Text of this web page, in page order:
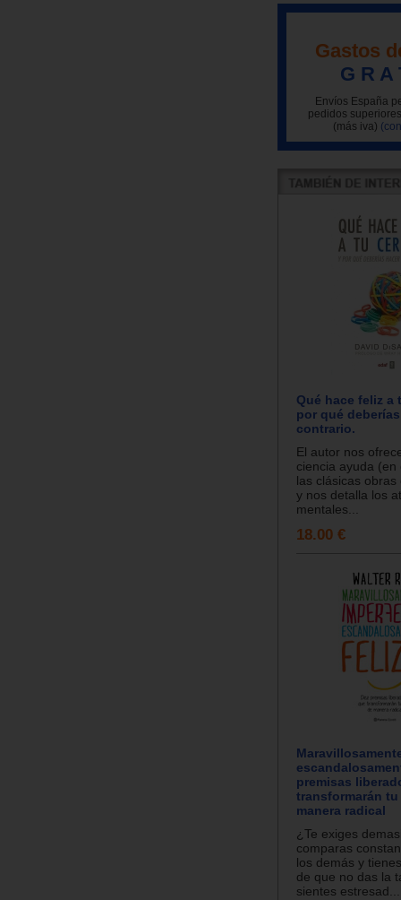
Gastos
G R A
Envíos España
pedidos
(más iva)
Qué hace feliz a
por qué
contrario.
El autor nos
ciencia ayuda
las clásicas
y nos detalla los
mentales...
18.00 €
premisas
transformarán
manera radical
¿Te exiges
comparas
los demás y
de que no das la
sientes estresad...